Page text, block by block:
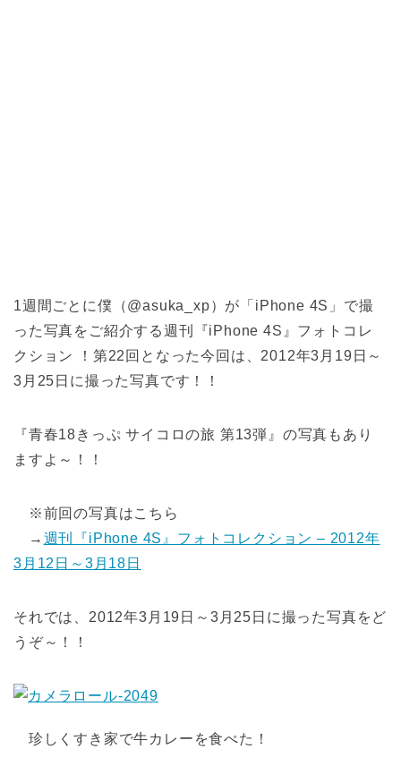
1週間ごとに僕（@asuka_xp）が「iPhone 4S」で撮
った写真をご紹介する週刊『iPhone 4S』フォトコレ
クション ！第22回となった今回は、2012年3月19日～
3月25日に撮った写真です！！
『青春18きっぷ サイコロの旅 第13弾』の写真もあり
ますよ～！！
※前回の写真はこちら
→ 週刊『iPhone 4S』フォトコレクション – 2012年
3月12日～3月18日
それでは、2012年3月19日～3月25日に撮った写真をど
うぞ～！！
珍しくすき家で牛カレーを食べた！